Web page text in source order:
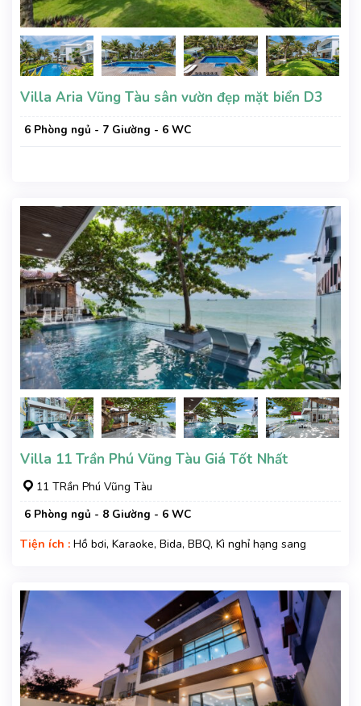
Villa Aria Vũng Tàu sân vườn đẹp mặt biển D3
6 Phòng ngủ - 7 Giường - 6 WC
Villa 11 Trần Phú Vũng Tàu Giá Tốt Nhất
11 TRần Phú Vũng Tàu
6 Phòng ngủ - 8 Giường - 6 WC
Tiện ích : Hồ bơi, Karaoke, Bida, BBQ, Kì nghỉ hạng sang